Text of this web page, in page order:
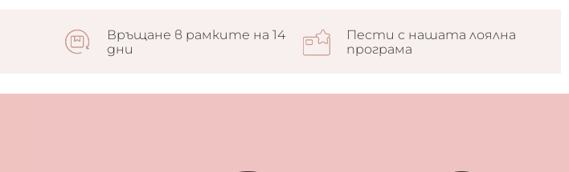
Връщане в рамките на 14
дни
Пести с нашата лоялна
програма